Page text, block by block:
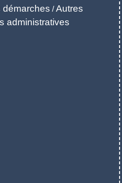
démarches /Autres
administratives